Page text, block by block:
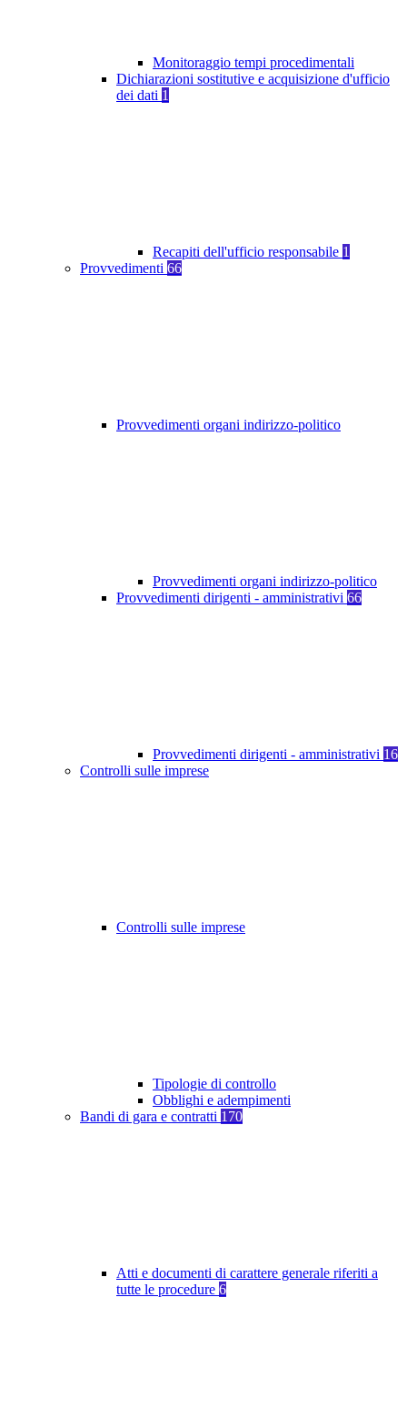
Monitoraggio tempi procedimentali
Dichiarazioni sostitutive e acquisizione d'ufficio
dei dati 1
Recapiti dell'ufficio responsabile 1
Provvedimenti 66
Provvedimenti organi indirizzo-politico
Provvedimenti organi indirizzo-politico
Provvedimenti dirigenti - amministrativi 66
Provvedimenti dirigenti - amministrativi 16
Controlli sulle imprese
Controlli sulle imprese
Tipologie di controllo
Obblighi e adempimenti
Bandi di gara e contratti 170
Atti e documenti di carattere generale riferiti a
tutte le procedure 6